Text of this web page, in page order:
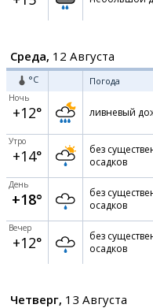
Среда, 12 Августа
°C Погода
Ночь
+12° ливневый
Утро
+14°
без
осадков
День
+18°
без
осадков
Вечер
+12°
без
осадков
Четверг, 13 Августа